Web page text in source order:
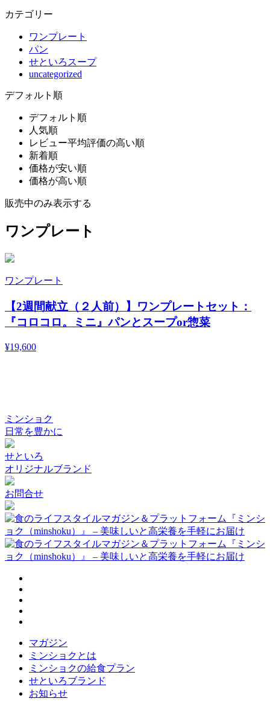
カテゴリー
ワンプレート
パン
せといろスープ
uncategorized
デフォルト順
デフォルト順
人気順
レビュー平均評価の高い順
新着順
価格が安い順
価格が高い順
販売中のみ表示する
ワンプレート
ワンプレート
【2週間献立（２人前）】ワンプレートセット：
『コロコロ。ミニ』パンとスープor惣菜
¥19,600
ミンショク
日常を豊かに
せといろ
オリジナルブランド
お問合せ
マガジン
ミンショクとは
ミンショクの給食プラン
せといろブランド
お知らせ